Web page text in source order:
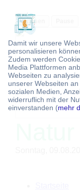
Vorlesen
Damit wir unsere
personalisieren
Zudem werden
Media Plattformen
Webseiten zu
unserer Webseiten
sozialen Medien,
widerruflich mit der
einverstanden (mehr
Sonntag,